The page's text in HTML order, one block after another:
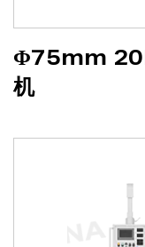
Φ75mm
机